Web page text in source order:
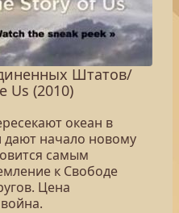
Штатов/
Us (2010)
океан в
дают начало новому
самым
к Свободе
Цена